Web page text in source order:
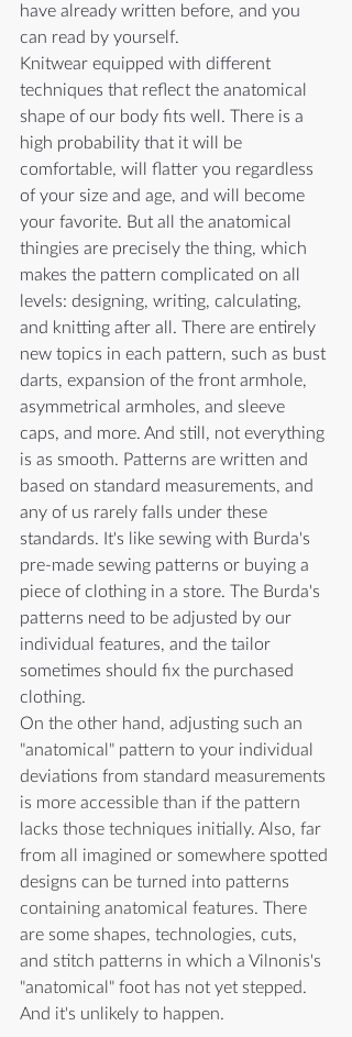
have already written before, and you
can read by yourself.
Knitwear equipped with different
techniques that reflect the anatomical
shape of our body fits well. There is a
high probability that it will be
comfortable, will flatter you regardless
of your size and age, and will become
your favorite. But all the anatomical
thingies are precisely the thing, which
makes the pattern complicated on all
levels: designing, writing, calculating,
and knitting after all. There are entirely
new topics in each pattern, such as bust
darts, expansion of the front armhole,
asymmetrical armholes, and sleeve
caps, and more. And still, not everything
is as smooth. Patterns are written and
based on standard measurements, and
any of us rarely falls under these
standards. It's like sewing with Burda's
pre-made sewing patterns or buying a
piece of clothing in a store. The Burda's
patterns need to be adjusted by our
individual features, and the tailor
sometimes should fix the purchased
clothing.
On the other hand, adjusting such an
"anatomical" pattern to your individual
deviations from standard measurements
is more accessible than if the pattern
lacks those techniques initially. Also, far
from all imagined or somewhere spotted
designs can be turned into patterns
containing anatomical features. There
are some shapes, technologies, cuts,
and stitch patterns in which a Vilnonis's
"anatomical" foot has not yet stepped.
And it's unlikely to happen.